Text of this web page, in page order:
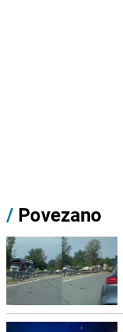
/ Povezano